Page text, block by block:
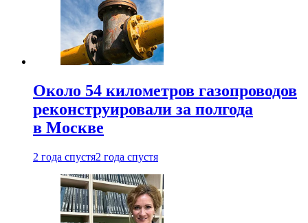
Около 54 километров газопроводов
реконструировали за полгода
в Москве
2 года спустя2 года спустя